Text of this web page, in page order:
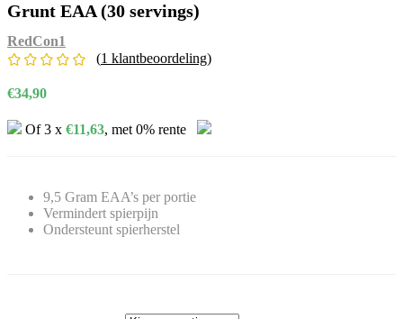
Grunt EAA (30 servings)
RedCon1
(1 klantbeoordeling)
€34,90
Of 3 x €11,63, met 0% rente
9,5 Gram EAA’s per portie
Vermindert spierpijn
Ondersteunt spierherstel